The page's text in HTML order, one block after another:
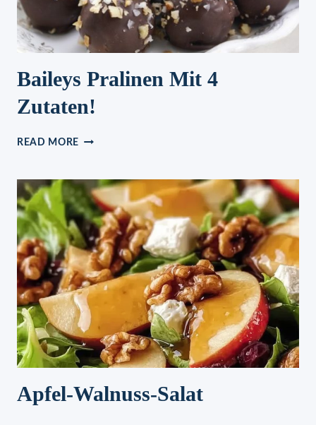
Baileys Pralinen Mit 4
Zutaten!
READ MORE BAILEYS
4
ZUTATEN!
Apfel-Walnuss-Salat